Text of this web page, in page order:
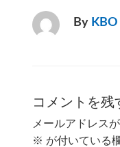
By
コメントを残
メールアドレス
※ が付いている